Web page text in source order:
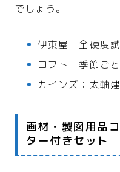
でしょう。
伊東屋：全硬度
ロフト：季節ご
カインズ：太軸
画材・製図用品
ター付きセット